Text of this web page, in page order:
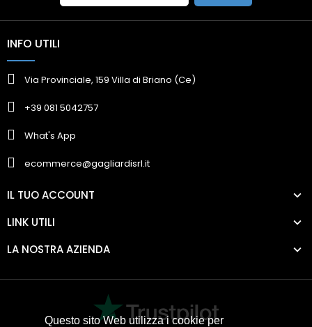
Questo sito Web utilizza i cookie per
INFO UTILI
Via Provinciale, 159 Villa di Briano (Ce)
+39 081 5042757
What's App
ecommerce@gagliardisrl.it
IL TUO ACCOUNT
LINK UTILI
LA NOSTRA AZIENDA